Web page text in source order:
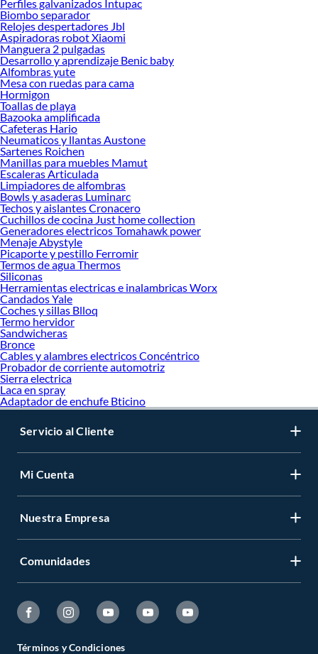
Explora la variedad de productos de Herramientas de jardín en Sodimac
Herramientas, materiales y accesorios de calidad para tus proyectos y
renovación de espacios. ¡Visítanos y descubre todo lo que tenemos para
ofrecerte!
Encuentra una amplia variedad de productos de Herramientas de jardín en
Sodimac. Encuentra todo lo necesario para tus proyectos de renovación y
decoración. ¡Visítanos y haz tus ideas realidad!
Perfiles galvanizados Intupac
Biombo separador
Relojes despertadores Jbl
Aspiradoras robot Xiaomi
Manguera 2 pulgadas
Desarrollo y aprendizaje Benic baby
Alfombras yute
Mesa con ruedas para cama
Hormigon
Toallas de playa
Bazooka amplificada
Cafeteras Hario
Neumaticos y llantas Austone
Sartenes Roichen
Manillas para muebles Mamut
Escaleras Articulada
Limpiadores de alfombras
Bowls y asaderas Luminarc
Techos y aislantes Cronacero
Cuchillos de cocina Just home collection
Generadores electricos Tomahawk power
Menaje Abystyle
Picaporte y pestillo Ferromir
Termos de agua Thermos
Siliconas
Herramientas electricas e inalambricas Worx
Candados Yale
Coches y sillas Blloq
Termo hervidor
Sandwicheras
Bronce
Cables y alambres electricos Concéntrico
Probador de corriente automotriz
Sierra electrica
Laca en spray
Adaptador de enchufe Bticino
Servicio al Cliente
Mi Cuenta
Nuestra Empresa
Comunidades
Términos y Condiciones